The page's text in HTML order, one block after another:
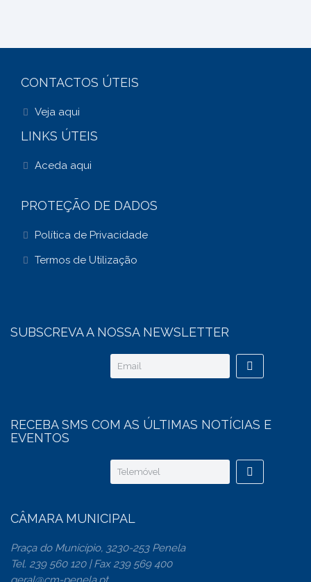
CONTACTOS ÚTEIS
Veja aqui
LINKS ÚTEIS
Aceda aqui
PROTEÇÃO DE DADOS
Política de Privacidade
Termos de Utilização
SUBSCREVA A NOSSA NEWSLETTER
RECEBA SMS COM AS ÚLTIMAS NOTÍCIAS E
EVENTOS
CÂMARA MUNICIPAL
Praça do Município, 3230-253 Penela
Tel. 239 560 120 | Fax 239 569 400